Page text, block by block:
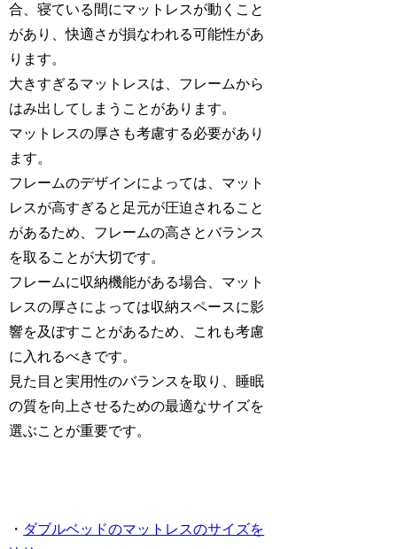
合、寝ている間にマットレスが動くこと
があり、快適さが損なわれる可能性があ
ります。
大きすぎるマットレスは、フレームから
はみ出してしまうことがあります。
マットレスの厚さも考慮する必要があり
ます。
フレームのデザインによっては、マット
レスが高すぎると足元が圧迫されること
があるため、フレームの高さとバランス
を取ることが大切です。
フレームに収納機能がある場合、マット
レスの厚さによっては収納スペースに影
響を及ぼすことがあるため、これも考慮
に入れるべきです。
見た目と実用性のバランスを取り、睡眠
の質を向上させるための最適なサイズを
選ぶことが重要です。
・ ダブルベッドのマットレスのサイズを